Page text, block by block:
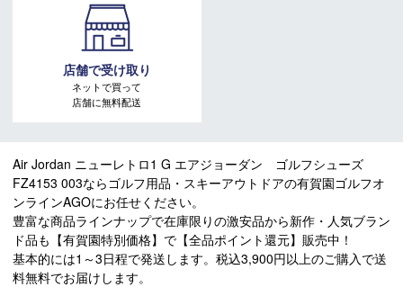
店舗で受け取り
ネットで買って
店舗に無料配送
Air Jordan ニューレトロ1 G エアジョーダン ゴルフシューズ
FZ4153 003ならゴルフ用品・スキーアウトドアの有賀園ゴルフオ
ンラインAGOにお任せください。
豊富な商品ラインナップで在庫限りの激安品から新作・人気ブラン
ド品も【有賀園特別価格】で【全品ポイント還元】販売中！
基本的には1～3日程で発送します。税込3,900円以上のご購入で送
料無料でお届けします。